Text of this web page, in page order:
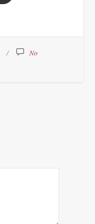
No